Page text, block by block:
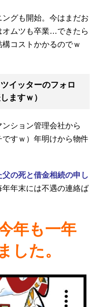
グも開始。今はまだお
オムツも卒業…できたら
コストかかるのでｗ
イッターのフォロ
ますｗ）
ション管理会社から
すｗ）年明けから物件
の死と借金相続の申し
年末には不遇の連絡ば
年も一年
した。